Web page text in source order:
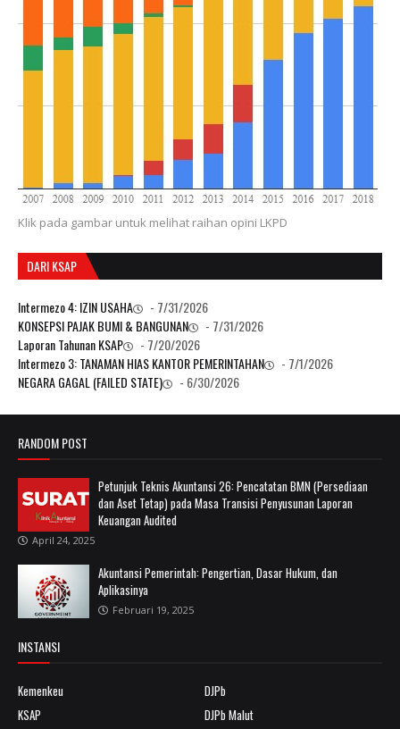
Klik pada gambar untuk melihat raihan opini LKPD
DARI KSAP
Intermezo 4: IZIN USAHA
- 7/31/2026
KONSEPSI PAJAK BUMI & BANGUNAN
- 7/31/2026
Laporan Tahunan KSAP
- 7/20/2026
Intermezo 3: TANAMAN HIAS KANTOR PEMERINTAHAN
- 7/1/2026
NEGARA GAGAL (FAILED STATE)
- 6/30/2026
RANDOM POST
Petunjuk Teknis Akuntansi 26: Pencatatan BMN (Persediaan
dan Aset Tetap) pada Masa Transisi Penyusunan Laporan
Keuangan Audited
April 24, 2025
Akuntansi Pemerintah: Pengertian, Dasar Hukum, dan
Aplikasinya
Februari 19, 2025
INSTANSI
Kemenkeu
DJPb
KSAP
DJPb Malut